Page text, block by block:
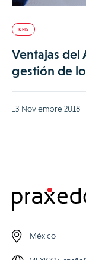
KPIS
Ventajas del
gestión de
13 Noviembre 2018
México